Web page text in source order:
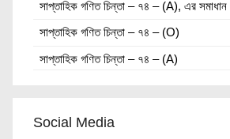
সাপ্তাহিক গণিত চিন্তা – ৭৪ – (A), এর সমাধান
সাপ্তাহিক গণিত চিন্তা – ৭৪ – (O)
সাপ্তাহিক গণিত চিন্তা – ৭৪ – (A)
Social Media